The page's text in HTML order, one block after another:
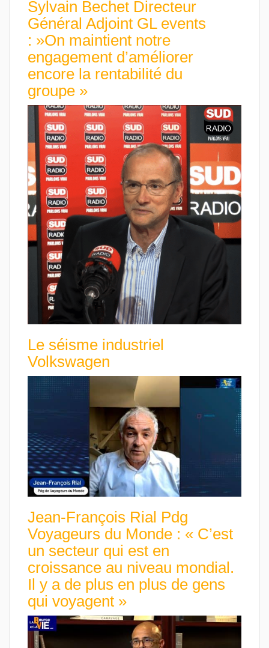
Sylvain Bechet Directeur
Général Adjoint GL events
: »On maintient notre
engagement d’améliorer
encore la rentabilité du
groupe »
Le séisme industriel
Volkswagen
Jean-François Rial Pdg
Voyageurs du Monde : « C’est
un secteur qui est en
croissance au niveau mondial.
Il y a de plus en plus de gens
qui voyagent »